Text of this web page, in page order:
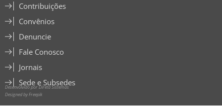
Contribuições
Convênios
Denuncie
Fale Conosco
Jornais
Sede e Subsedes
Desenvolvido por Direta Sistemas
Designed by Freepik